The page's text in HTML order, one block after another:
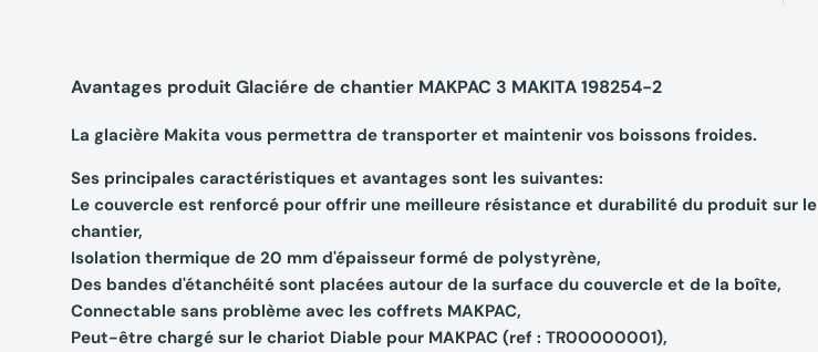
Avantages produit Glaciére de chantier MAKPAC 3 MAKITA 198254-2
La glacière Makita vous permettra de transporter et maintenir vos boissons froides.
Ses principales caractéristiques et avantages sont les suivantes:
Le couvercle est renforcé pour offrir une meilleure résistance et durabilité du produit sur le
chantier,
Isolation thermique de 20 mm d'épaisseur formé de polystyrène,
Des bandes d'étanchéité sont placées autour de la surface du couvercle et de la boîte,
Connectable sans problème avec les coffrets MAKPAC,
Peut-être chargé sur le chariot Diable pour MAKPAC (ref : TR00000001),